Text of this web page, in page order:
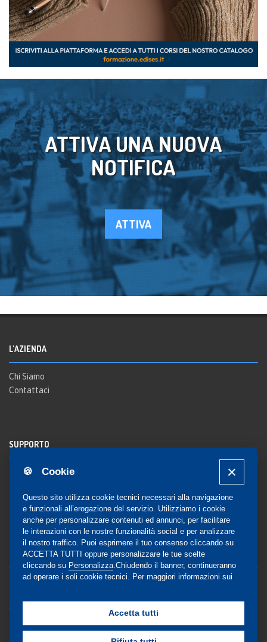
🍪 Cookie
Questo sito utilizza cookie tecnici necessari alla navigazione
e funzionali all’erogazione del servizio. Utilizziamo i cookie
anche per personalizzare contenuti ed annunci, per facilitare
le interazioni con le nostre funzionalità social e per analizzare
il nostro traffico. Puoi esprimere il tuo consenso cliccando su
ACCETTA TUTTI oppure personalizzare le tue scelte
cliccando su Personalizza .Chiudendo il banner, continueranno
ad operare i soli cookie tecnici. Per maggiori informazioni sui
Accetta tutti
ATTIVA UNA NUOVA
NOTIFICA
ATTIVA
L'AZIENDA
Chi Siamo
Contattaci
SUPPORTO
Registrazione al sito
Notifica
COMMUNITY
Blog e Canali social
Gestione Consensi